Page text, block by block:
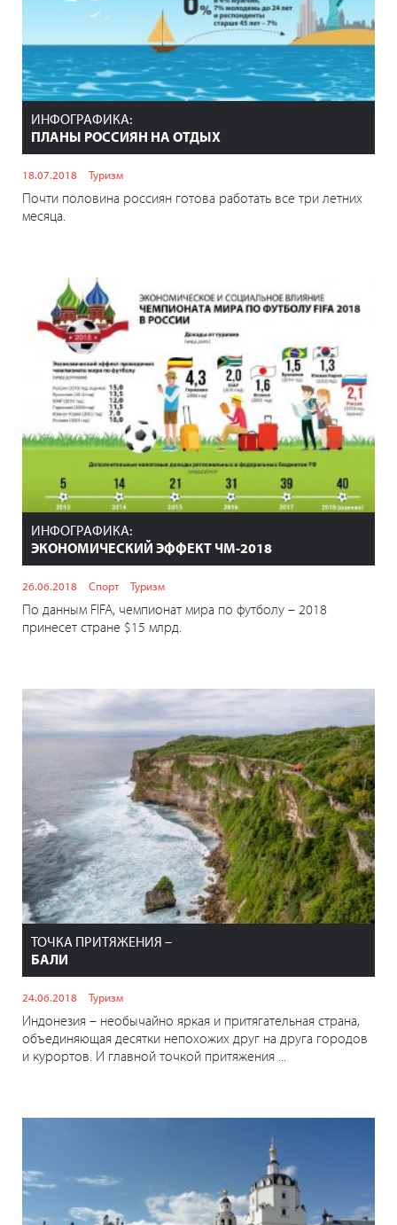
ИНФОГРАФИКА:
ПЛАНЫ РОССИЯН НА ОТДЫХ
18.07.2018 Туризм
Почти половина россиян готова работать все три летних
месяца.
ИНФОГРАФИКА:
ЭКОНОМИЧЕСКИЙ ЭФФЕКТ ЧМ-2018
26.06.2018 Спорт Туризм
По данным FIFA, чемпионат мира по футболу – 2018
принесет стране $15 млрд.
ТОЧКА ПРИТЯЖЕНИЯ –
БАЛИ
24.06.2018 Туризм
Индонезия – необычайно яркая и притягательная страна,
объединяющая десятки непохожих друг на друга городов
и курортов. И главной точкой притяжения ...